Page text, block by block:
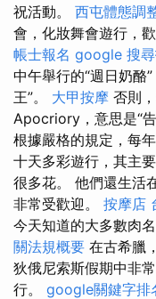
祝活動。 西屯體態調
會，化妝舞會遊行，
帳士報名 google 搜
中午舉行的“週日奶酪
王”。 大甲按摩 否則
Apocriory，意思是“告
根據嚴格的規定，每
十天多彩遊行，其主
很多花。 他們還生活
非常受歡迎。 按摩店
今天知道的大多數肉
關法規概要 在古希臘
狄俄尼索斯假期中非
行。 google關鍵字排